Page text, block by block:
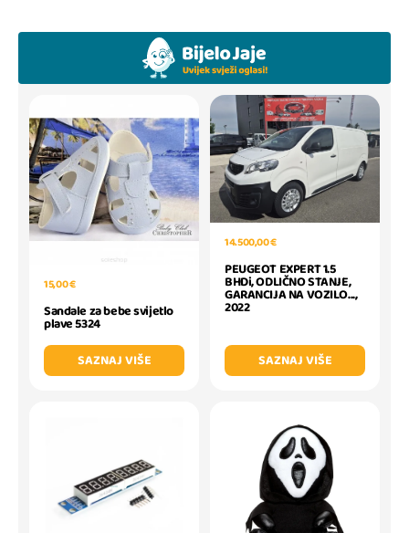
15,00 €
Sandale za bebe svijetlo
plave 5324
SAZNAJ VIŠE
14.500,00 €
PEUGEOT EXPERT 1.5
BHDi, ODLIČNO STANJE,
GARANCIJA NA VOZILO...,
2022
SAZNAJ VIŠE